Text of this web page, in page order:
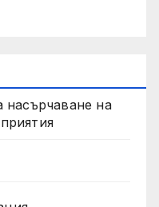
насърчаване на